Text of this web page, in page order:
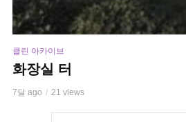
클린 아카이브
화장실 터
7달 ago 21 views